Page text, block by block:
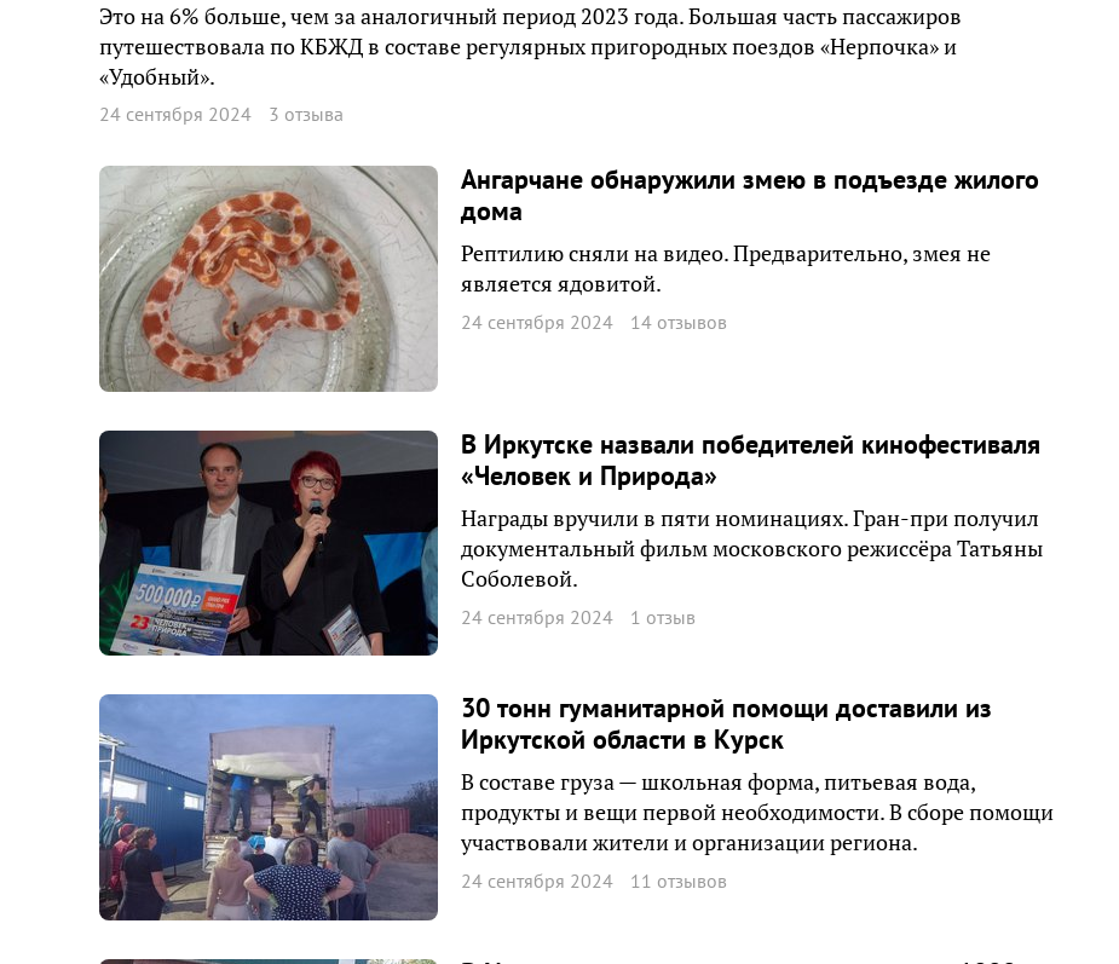
Это на 6% больше, чем за аналогичный период 2023 года. Большая часть пассажиров
путешествовала по КБЖД в составе регулярных пригородных поездов «Нерпочка» и
«Удобный».
24 сентября 2024 3 отзыва
Ангарчане обнаружили змею в подъезде жилого
дома
Рептилию сняли на видео. Предварительно, змея не
является ядовитой.
24 сентября 2024 14 отзывов
В Иркутске назвали победителей кинофестиваля
«Человек и Природа»
Награды вручили в пяти номинациях. Гран-при получил
документальный фильм московского режиссёра Татьяны
Соболевой.
24 сентября 2024 1 отзыв
30 тонн гуманитарной помощи доставили из
Иркутской области в Курск
В составе груза — школьная форма, питьевая вода,
продукты и вещи первой необходимости. В сборе помощи
участвовали жители и организации региона.
24 сентября 2024 11 отзывов